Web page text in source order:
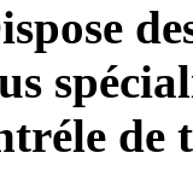
de